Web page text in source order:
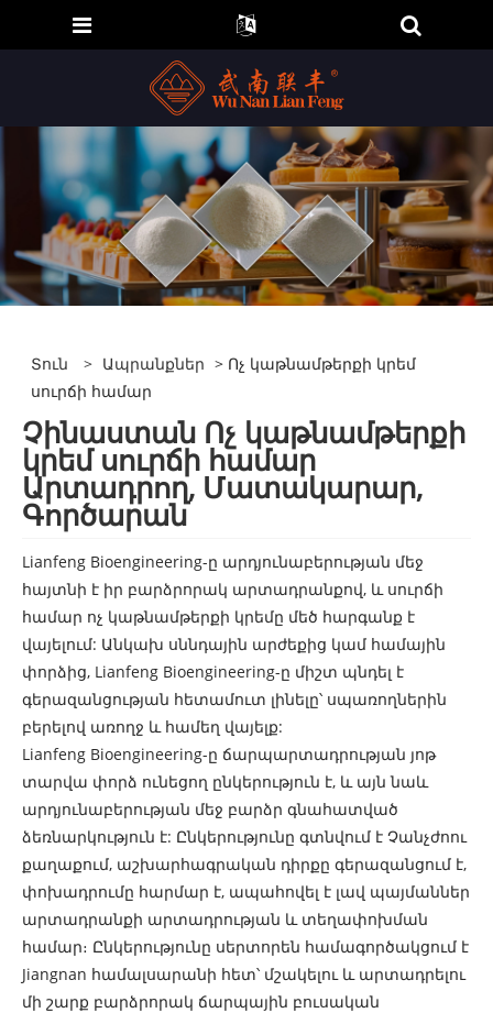
Տուն > Ապրանքներ > Ոչ կաթնամթերքի կրեմ
սուրճի համար
Չինաստան Ոչ կաթնամթերքի
կրեմ սուրճի համար
Արտադրող, Մատակարար,
Գործարան
Lianfeng Bioengineering-ը արդյունաբերության մեջ
հայտնի է իր բարձրորակ արտադրանքով, և սուրճի
համար ոչ կաթնամթերքի կրեմը մեծ հարգանք է
վայելում: Անկախ սննդային արժեքից կամ համային
փորձից, Lianfeng Bioengineering-ը միշտ պնդել է
գերազանցության հետամուտ լինելը՝ սպառողներին
բերելով առողջ և համեղ վայելք:
Lianfeng Bioengineering-ը ճարպարտադրության յոթ
տարվա փորձ ունեցող ընկերություն է, և այն նաև
արդյունաբերության մեջ բարձր գնահատված
ձեռնարկություն է: Ընկերությունը գտնվում է Չանչժոու
քաղաքում, աշխարհագրական դիրքը գերազանցում է,
փոխադրումը հարմար է, ապահովել է լավ պայմաններ
արտադրանքի արտադրության և տեղափոխման
համար։ Ընկերությունը սերտորեն համագործակցում է
Jiangnan համալսարանի հետ՝ մշակելու և արտադրելու
մի շարք բարձրորակ ճարպային բուսական